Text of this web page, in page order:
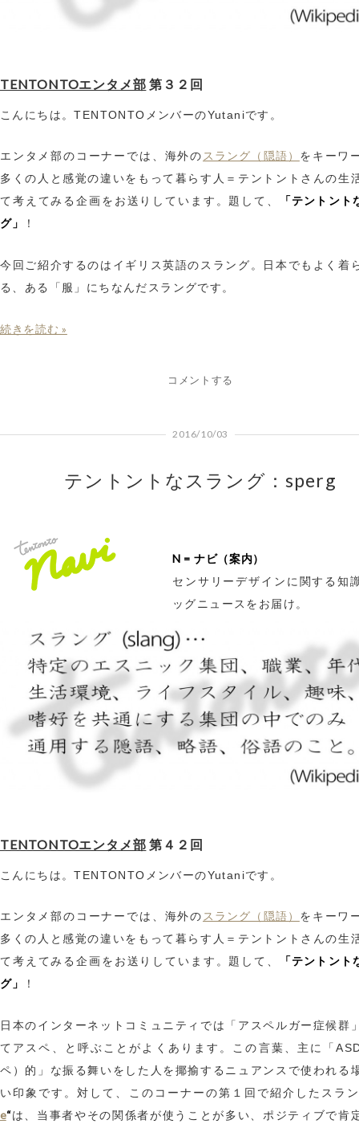
TENTONTOエンタメ部 第３２回
こんにちは。TENTONTOメンバーのYutaniです。
エンタメ部のコーナーでは、海外の スラング（隠語） をキーワ
多くの人と感覚の違いをもって暮らす人＝テントントさんの生
て考えてみる企画をお送りしています。題して、
「テントント
グ」
！
今回ご紹介するのはイギリス英語のスラング。日本でもよく着
る、ある「服」にちなんだスラングです。
続きを読む »
コメントする
2016/10/03
テントントなスラング：sperg
N = ナビ（案内）
センサリーデザインに関する知
ッグニュースをお届け。
TENTONTOエンタメ部 第４２回
こんにちは。TENTONTOメンバーのYutaniです。
エンタメ部のコーナーでは、海外の スラング（隠語） をキーワ
多くの人と感覚の違いをもって暮らす人＝テントントさんの生
て考えてみる企画をお送りしています。題して、
「テントント
グ」
！
日本のインターネットコミュニティでは「アスペルガー症候群
てアスペ、と呼ぶことがよくあります。この言葉、主に「
ペ）的」な振る舞いをした人を揶揄するニュアンスで使われる
い印象です。対して、このコーナーの第１回で紹介したスラ
e“は、当事者やその関係者が使うことが多い、ポジティブで肯